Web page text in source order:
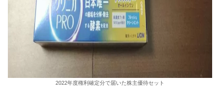
2022年度権利確定分で届いた株主優待セット